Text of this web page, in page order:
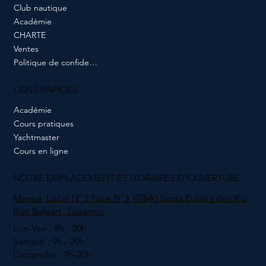
LIENS RAPIDES
Académie
Cours pratiques
Yachtmaster
Cours en ligne
Club nautique
Académie
CHARTE
Ventes
Politique de confidentialité
NOTRE EMPLACEMENT ET HORAIRES D'OUVERTURE
Marina, Local N° 2 Fase N°3, 07840 Santa Eulària des Riu,
Illes Balears, Espagne
Lun-Ven : 9h - 20h
Samedi : 9h - 20h
Dimanche : 9h-20h